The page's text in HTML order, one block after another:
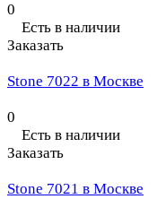
0
Есть в наличии
Заказать
Stone 7022 в Москве
0
Есть в наличии
Заказать
Stone 7021 в Москве